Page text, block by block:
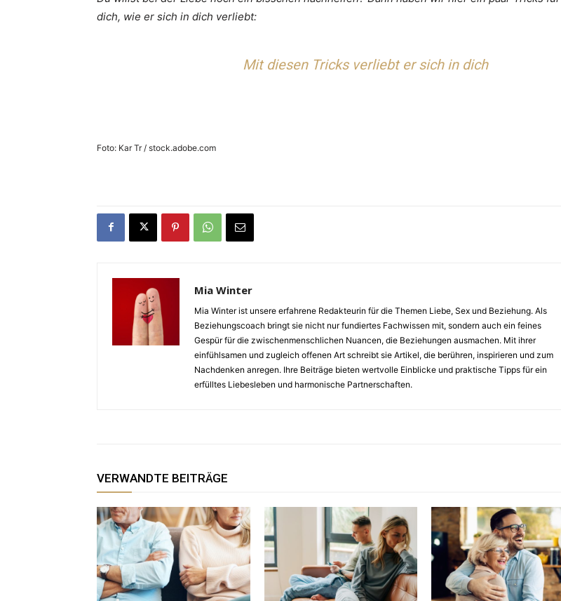
dich, wie er sich in dich verliebt:
Mit diesen Tricks verliebt er sich in dich
Foto: Kar Tr / stock.adobe.com
Mia Winter
Mia Winter ist unsere erfahrene Redakteurin für die Themen Liebe, Sex und Beziehung. Als
Beziehungscoach bringt sie nicht nur fundiertes Fachwissen mit, sondern auch ein feines
Gespür für die zwischenmenschlichen Nuancen, die Beziehungen ausmachen. Mit ihrer
einfühlsamen und zugleich offenen Art schreibt sie Artikel, die berühren, inspirieren und zum
Nachdenken anregen. Ihre Beiträge bieten wertvolle Einblicke und praktische Tipps für ein
erfülltes Liebesleben und harmonische Partnerschaften.
VERWANDTE BEITRÄGE